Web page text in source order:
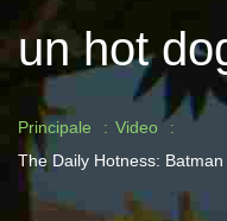
un hot
Principale
Video
The Daily Hotness: